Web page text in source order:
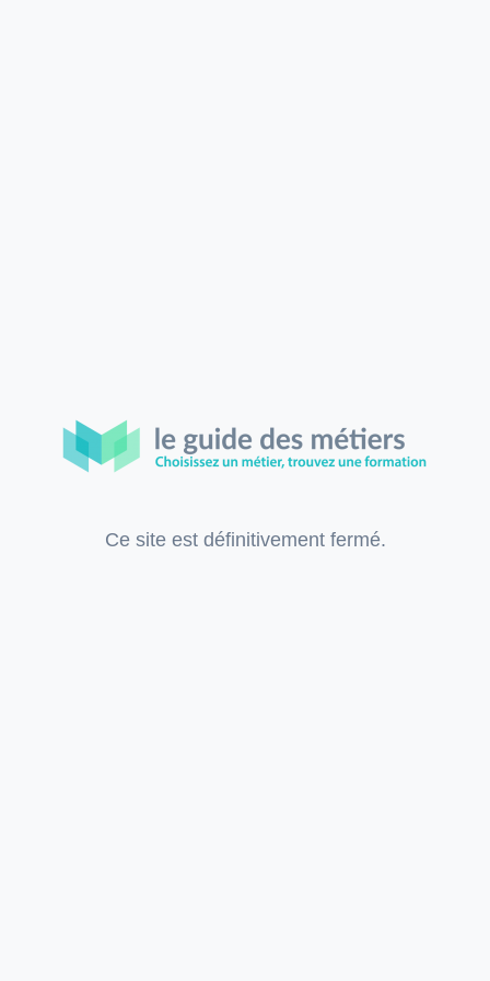
Ce site est définitivement fermé.